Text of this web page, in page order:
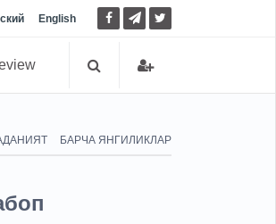
English
БАРЧА ЯНГИЛИКЛАР